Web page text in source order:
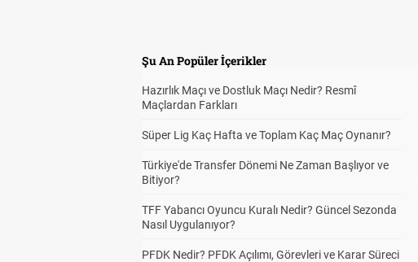
Şu An Popüler İçerikler
Hazırlık Maçı ve Dostluk Maçı Nedir? Resmî
Maçlardan Farkları
Süper Lig Kaç Hafta ve Toplam Kaç Maç Oynanır?
Türkiye'de Transfer Dönemi Ne Zaman Başlıyor ve
Bitiyor?
TFF Yabancı Oyuncu Kuralı Nedir? Güncel Sezonda
Nasıl Uygulanıyor?
PFDK Nedir? PFDK Açılımı, Görevleri ve Karar Süreci